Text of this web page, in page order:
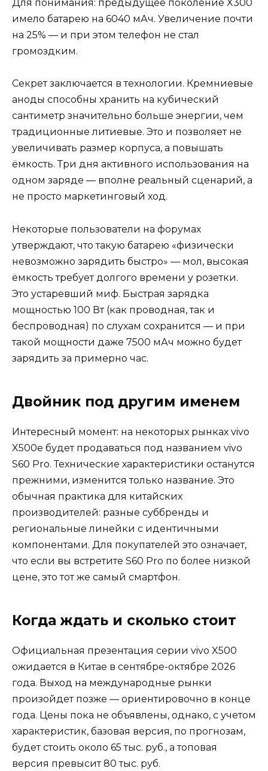
Для понимания: предыдущее поколение X300
имело батарею на 6040 мАч. Увеличение почти
на 25% — и при этом телефон не стал
громоздким.
Секрет заключается в технологии. Кремниевые
аноды способны хранить на кубический
сантиметр значительно больше энергии, чем
традиционные литиевые. Это и позволяет не
увеличивать размер корпуса, а повышать
ёмкость. Три дня активного использования на
одном заряде — вполне реальный сценарий, а
не просто маркетинговый ход.
Некоторые пользователи на форумах
утверждают, что такую батарею «физически
невозможно зарядить быстро» — мол, высокая
ёмкость требует долгого времени у розетки.
Это устаревший миф. Быстрая зарядка
мощностью 100 Вт (как проводная, так и
беспроводная) по слухам сохранится — и при
такой мощности даже 7500 мАч можно будет
зарядить за примерно час.
Двойник под другим именем
Интересный момент: на некоторых рынках vivo
X500e будет продаваться под названием vivo
S60 Pro. Технические характеристики останутся
прежними, изменится только название. Это
обычная практика для китайских
производителей: разные суббренды и
региональные линейки с идентичными
компонентами. Для покупателей это означает,
что если вы встретите S60 Pro по более низкой
цене, это тот же самый смартфон.
Когда ждать и сколько стоит
Официальная презентация серии vivo X500
ожидается в Китае в сентябре-октябре 2026
года. Выход на международные рынки
произойдет позже — ориентировочно в конце
года. Цены пока не объявлены, однако, с учетом
характеристик, базовая версия, по прогнозам,
будет стоить около 65 тыс. руб., а топовая
версия превысит 80 тыс. руб.